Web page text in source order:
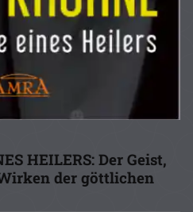
HEILERS: Der Geist,
der göttlichen